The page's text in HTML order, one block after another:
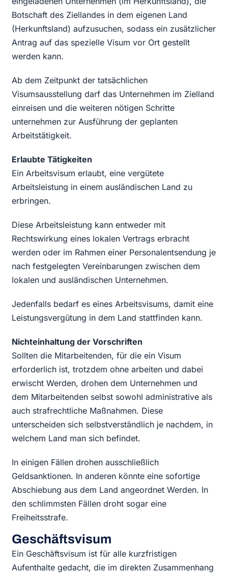
Botschaft des Ziellandes in dem eigenen Land
(Herkunftsland) aufzusuchen, sodass ein zusätzlicher
Antrag auf das spezielle Visum vor Ort gestellt
werden kann.
Ab dem Zeitpunkt der tatsächlichen
Visumsausstellung darf das Unternehmen im Zielland
einreisen und die weiteren nötigen Schritte
unternehmen zur Ausführung der geplanten
Arbeitstätigkeit.
Erlaubte Tätigkeiten
Ein Arbeitsvisum erlaubt, eine vergütete
Arbeitsleistung in einem ausländischen Land zu
erbringen.
Diese Arbeitsleistung kann entweder mit
Rechtswirkung eines lokalen Vertrags erbracht
werden oder im Rahmen einer Personalentsendung je
nach festgelegten Vereinbarungen zwischen dem
lokalen und ausländischen Unternehmen.
Jedenfalls bedarf es eines Arbeitsvisums, damit eine
Leistungsvergütung in dem Land stattfinden kann.
Nichteinhaltung der Vorschriften
Sollten die Mitarbeitenden, für die ein Visum
erforderlich ist, trotzdem ohne arbeiten und dabei
erwischt Werden, drohen dem Unternehmen und
dem Mitarbeitenden selbst sowohl administrative als
auch strafrechtliche Maßnahmen. Diese
unterscheiden sich selbstverständlich je nachdem, in
welchem Land man sich befindet.
In einigen Fällen drohen ausschließlich
Geldsanktionen. In anderen könnte eine sofortige
Abschiebung aus dem Land angeordnet Werden. In
den schlimmsten Fällen droht sogar eine
Freiheitsstrafe.
Geschäftsvisum
Ein Geschäftsvisum ist für alle kurzfristigen
Aufenthalte gedacht, die im direkten Zusammenhang